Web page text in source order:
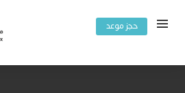
حجز موعد